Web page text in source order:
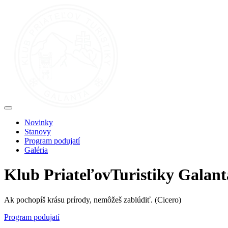
Novinky
Stanovy
Program podujatí
Galéria
Klub PriateľovTuristiky
Ak pochopíš krásu prírody, nemôžeš zablúdiť. (Cicero)
Program podujatí